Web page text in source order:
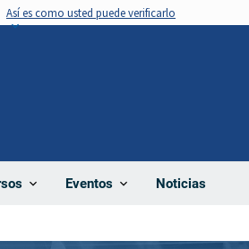
Así es como usted puede verificarlo
Eventos Noticias